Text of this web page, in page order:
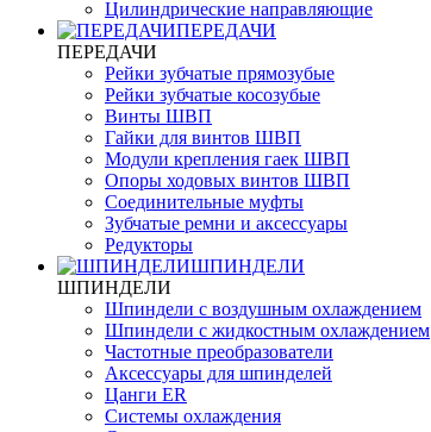
Цилиндрические направляющие
ПЕРЕДАЧИ
ПЕРЕДАЧИ
Рейки зубчатые прямозубые
Рейки зубчатые косозубые
Винты ШВП
Гайки для винтов ШВП
Модули крепления гаек ШВП
Опоры ходовых винтов ШВП
Соединительные муфты
Зубчатые ремни и аксессуары
Редукторы
ШПИНДЕЛИ
ШПИНДЕЛИ
Шпиндели с воздушным охлаждением
Шпиндели с жидкостным охлаждением
Частотные преобразователи
Аксессуары для шпинделей
Цанги ER
Системы охлаждения